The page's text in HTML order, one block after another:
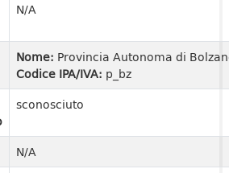
N/A
Nome: Provincia Autonoma di
Codice IPA/IVA: p_bz
sconosciuto
N/A